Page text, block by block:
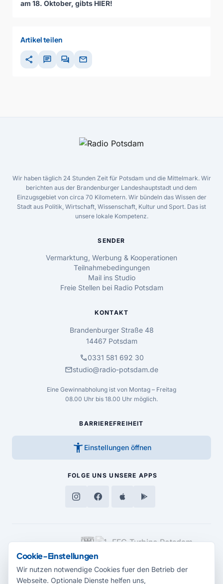
am 18. Oktober, gibts HIER!
Artikel teilen
share chat forum mail
Wir haben täglich 24 Stunden Zeit für Potsdam und die Mittelmark. Wir
berichten aus der Brandenburger Landeshauptstadt und dem
Einzugsgebiet von circa 70 Kilometern. Wir bündeln das Wissen der
Stadt aus Politik, Wirtschaft, Wissenschaft, Kultur und Sport. Das ist
unsere lokale Kompetenz.
SENDER
Vermarktung, Werbung & Kooperationen
Teilnahmebedingungen
Mail ins Studio
Freie Stellen bei Radio Potsdam
KONTAKT
Brandenburger Straße 48
14467 Potsdam
call0331 581 692 30
mailstudio@radio-potsdam.de
Eine Gewinnabholung ist von Montag – Freitag
08.00 Uhr bis 18.00 Uhr möglich.
BARRIEREFREIHEIT
accessibility_new Einstellungen öffnen
FOLGE UNS UNSERE APPS
MEDIENPARTNER
Cookie-Einstellungen
Wir nutzen notwendige Cookies fuer den Betrieb der
Webseite. Optionale Dienste helfen uns,